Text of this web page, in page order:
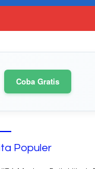
Coba Gratis
Populer